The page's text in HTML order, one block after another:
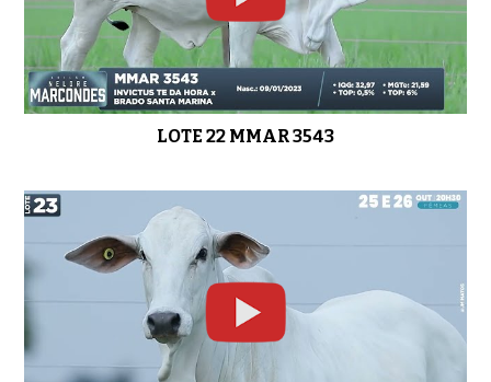
LOTE 22 MMAR 3543